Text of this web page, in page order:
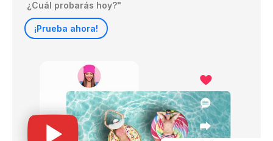
¿Cuál probarás hoy?"
¡Prueba ahora!